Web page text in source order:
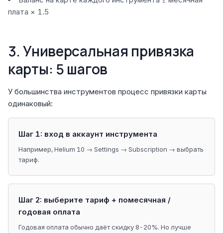
плата × 1.5
3. Универсальная привязка
карты: 5 шагов
У большинства инструментов процесс привязки карты
одинаковый:
Шаг 1: вход в аккаунт инструмента
Например, Helium 10 → Settings → Subscription → выбрать
тариф.
Шаг 2: выберите тариф + помесячная /
годовая оплата
Годовая оплата обычно даёт скидку 8-20%. Но лучше